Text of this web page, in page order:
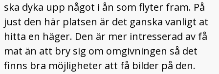
ska dyka upp något i ån som flyter fram. På
just den här platsen är det ganska vanligt at
hitta en häger. Den är mer intresserad av få
mat än att bry sig om omgivningen så det
finns bra möjligheter att få bilder på den.